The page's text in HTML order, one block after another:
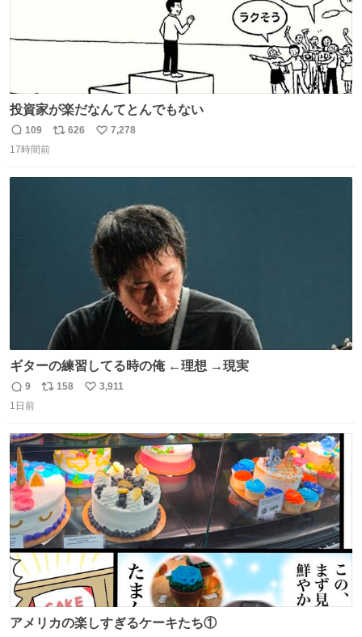
投資家が楽だなんてとんでもない
返
信
109
リ
626
い
7,278
17時間前
ギターの練習してる時の俺 ←理想 →現実
返
信
9
リ
ト
数
158
い
数
3,911
1日前
アメリカの楽しすぎるケーキたち①